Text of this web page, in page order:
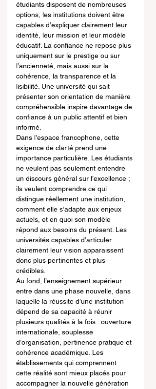
étudiants disposent de nombreuses
options, les institutions doivent être
capables d’expliquer clairement leur
identité, leur mission et leur modèle
éducatif. La confiance ne repose plus
uniquement sur le prestige ou sur
l’ancienneté, mais aussi sur la
cohérence, la transparence et la
lisibilité. Une université qui sait
présenter son orientation de manière
compréhensible inspire davantage de
confiance à un public attentif et bien
informé.
Dans l’espace francophone, cette
exigence de clarté prend une
importance particulière. Les étudiants
ne veulent pas seulement entendre
un discours général sur l’excellence ;
ils veulent comprendre ce qui
distingue réellement une institution,
comment elle s’adapte aux enjeux
actuels, et en quoi son modèle
répond aux besoins du présent. Les
universités capables d’articuler
clairement leur vision apparaissent
donc plus pertinentes et plus
crédibles.
Au fond, l’enseignement supérieur
entre dans une phase nouvelle, dans
laquelle la réussite d’une institution
dépend de sa capacité à réunir
plusieurs qualités à la fois : ouverture
internationale, souplesse
d’organisation, pertinence pratique et
cohérence académique. Les
établissements qui comprennent
cette réalité sont mieux placés pour
accompagner la nouvelle génération